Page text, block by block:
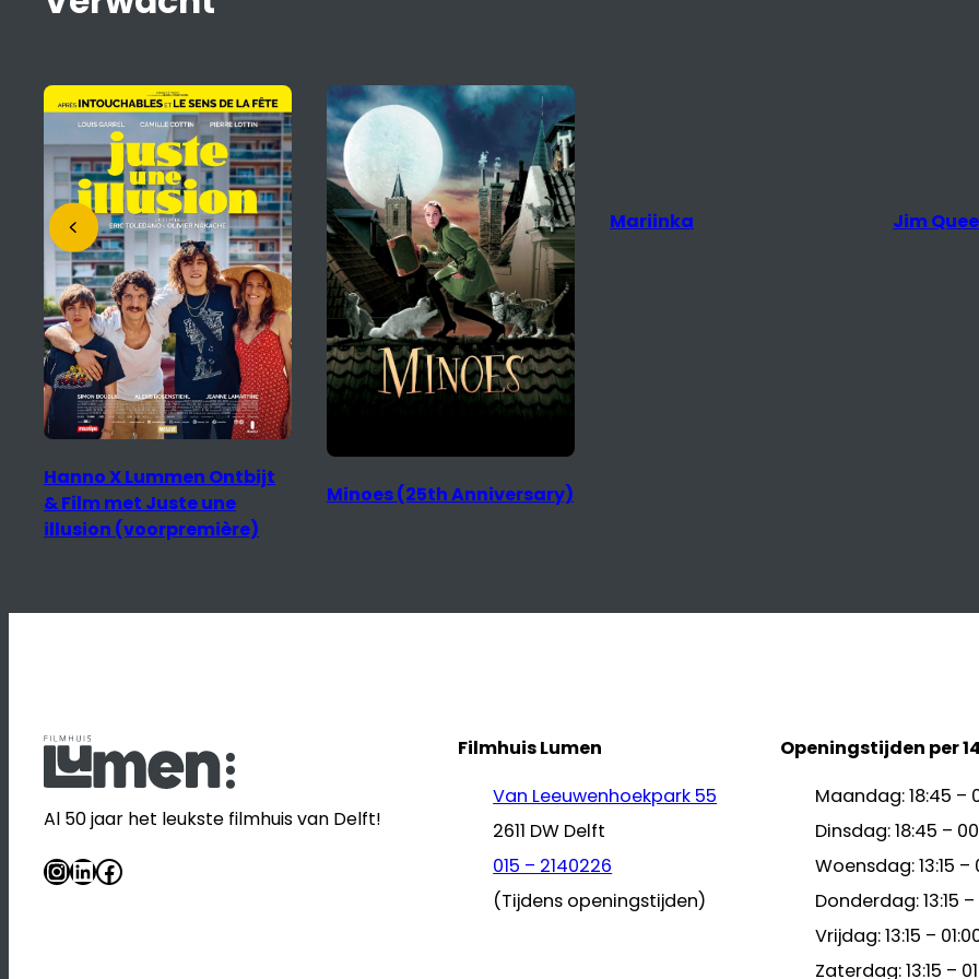
Minoes (25th Anniversary)
Mariinka Jim Queen The
Al 50 jaar het leukste filmhuis van Delft!
InstagramLinkedIn Facebook
Filmhuis Lumen
Van Leeuwenhoekpark 55
2611 DW Delft
015 – 2140226
(Tijdens openingstijden)
Openingstijden per
Maandag: 18:45 –
Dinsdag: 18:45 –
Woensdag: 13:15 –
Donderdag: 13:15
Vrijdag: 13:15 –
Zaterdag: 13:15 –